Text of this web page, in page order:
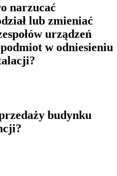
narzucać
lub zmieniać
urządzeń
w odniesieniu
budynku